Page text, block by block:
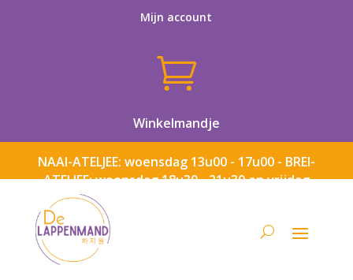
Mijn account

Winkelmandje
NAAI-ATELJEE: woensdag 13u00 - 17u00 - BREI-
ATELJEE: woensdag 18u30 - 21u30 en vrijdag